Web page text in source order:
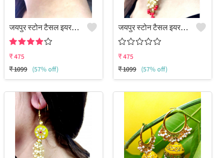
जयपुर स्टोन टैसल इयररिंग्स
₹475
₹1099 (57% off)
जयपुर स्टोन टैसल इयररिंग्स
₹475
₹1099 (57% off)